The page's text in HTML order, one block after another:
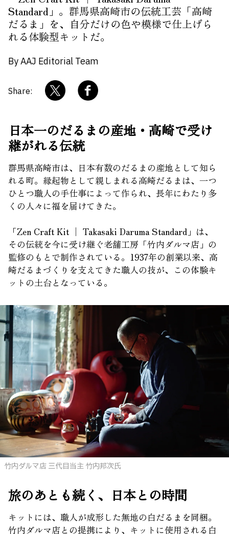
Standard」。群馬県高崎市の伝統工芸「高崎
だるま」を、自分だけの色や模様で仕上げら
れる体験型キットだ。
By AAJ Editorial Team
Share:
日本一のだるまの産地・高崎で受け
継がれる伝統
群馬県高崎市は、日本有数のだるまの産地として知ら
れる町。縁起物として親しまれる高崎だるまは、一つ
ひとつ職人の手仕事によって作られ、長年にわたり多
くの人々に福を届けてきた。
「Zen Craft Kit │ Takasaki Daruma Standard」は、
その伝統を今に受け継ぐ老舗工房「竹内ダルマ店」の
監修のもとで制作されている。1937年の創業以来、高
崎だるまづくりを支えてきた職人の技が、この体験キ
ットの土台となっている。
竹内ダルマ店 三代目当主 竹内邦次氏
旅のあとも続く、日本との時間
キットには、職人が成形した無地の白だるまを同梱。
竹内ダルマ店との提携により、キットに使用される白